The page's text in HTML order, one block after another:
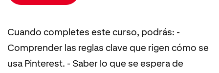
Cuando completes este curso, podrás: -
Comprender las reglas clave que rigen cómo se
usa Pinterest. - Saber lo que se espera de